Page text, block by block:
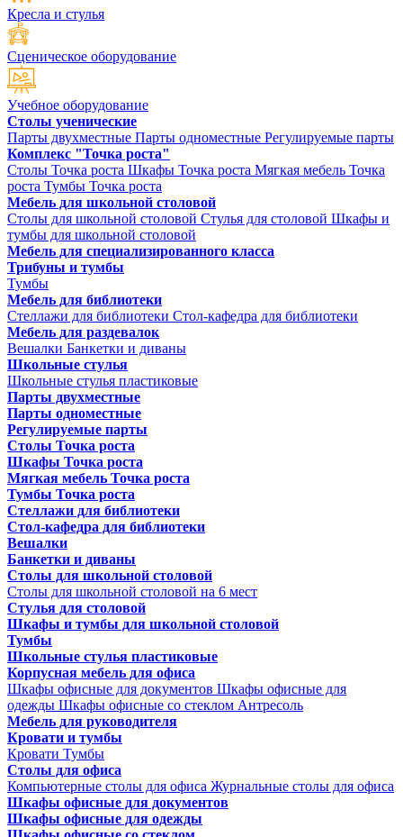
Кресла и стулья
Сценическое оборудование
Учебное оборудование
Столы ученические
Парты двухместные Парты одноместные Регулируемые парты
Комплекс "Точка роста"
Столы Точка роста Шкафы Точка роста Мягкая мебель Точка
роста Тумбы Точка роста
Мебель для школьной столовой
Столы для школьной столовой Стулья для столовой Шкафы и
тумбы для школьной столовой
Мебель для специализированного класса
Трибуны и тумбы
Тумбы
Мебель для библиотеки
Стеллажи для библиотеки Стол-кафедра для библиотеки
Мебель для раздевалок
Вешалки Банкетки и диваны
Школьные стулья
Школьные стулья пластиковые
Парты двухместные
Парты одноместные
Регулируемые парты
Столы Точка роста
Шкафы Точка роста
Мягкая мебель Точка роста
Тумбы Точка роста
Стеллажи для библиотеки
Стол-кафедра для библиотеки
Вешалки
Банкетки и диваны
Столы для школьной столовой
Столы для школьной столовой на 6 мест
Стулья для столовой
Шкафы и тумбы для школьной столовой
Тумбы
Школьные стулья пластиковые
Корпусная мебель для офиса
Шкафы офисные для документов Шкафы офисные для
одежды Шкафы офисные со стеклом Антресоль
Мебель для руководителя
Кровати и тумбы
Кровати Тумбы
Столы для офиса
Компьютерные столы для офиса Журнальные столы для офиса
Шкафы офисные для документов
Шкафы офисные для одежды